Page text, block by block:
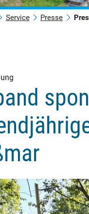
Service Presse